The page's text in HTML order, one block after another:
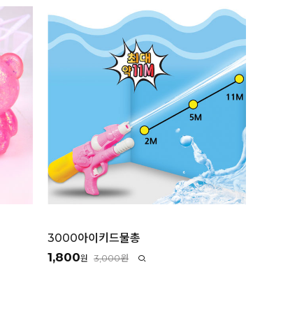
3000아이키드물총
1,800원 3,000원